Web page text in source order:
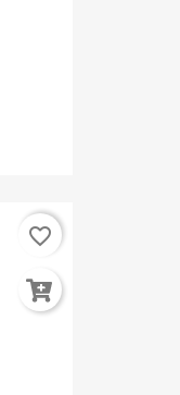
favorite_border